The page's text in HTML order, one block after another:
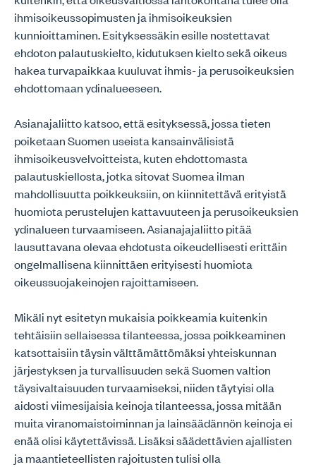
ihmisoikeussopimusten ja ihmisoikeuksien
kunnioittaminen. Esityksessäkin esille nostettavat
ehdoton palautuskielto, kidutuksen kielto sekä oikeus
hakea turvapaikkaa kuuluvat ihmis- ja perusoikeuksien
ehdottomaan ydinalueeseen.
Asianajaliitto katsoo, että esityksessä, jossa tieten
poiketaan Suomen useista kansainvälisistä
ihmisoikeusvelvoitteista, kuten ehdottomasta
palautuskiellosta, jotka sitovat Suomea ilman
mahdollisuutta poikkeuksiin, on kiinnitettävä erityistä
huomiota perustelujen kattavuuteen ja perusoikeuksien
ydinalueen turvaamiseen. Asianajajaliitto pitää
lausuttavana olevaa ehdotusta oikeudellisesti erittäin
ongelmallisena kiinnittäen erityisesti huomiota
oikeussuojakeinojen rajoittamiseen.
Mikäli nyt esitetyn mukaisia poikkeamia kuitenkin
tehtäisiin sellaisessa tilanteessa, jossa poikkeaminen
katsottaisiin täysin välttämättömäksi yhteiskunnan
järjestyksen ja turvallisuuden sekä Suomen valtion
täysivaltaisuuden turvaamiseksi, niiden täytyisi olla
aidosti viimesijaisia keinoja tilanteessa, jossa mitään
muita viranomaistoiminnan ja lainsäädännön keinoja ei
enää olisi käytettävissä. Lisäksi säädettävien ajallisten
ja maantieteellisten rajoitusten tulisi olla